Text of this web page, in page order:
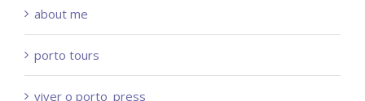
about me
porto tours
viver o porto_press